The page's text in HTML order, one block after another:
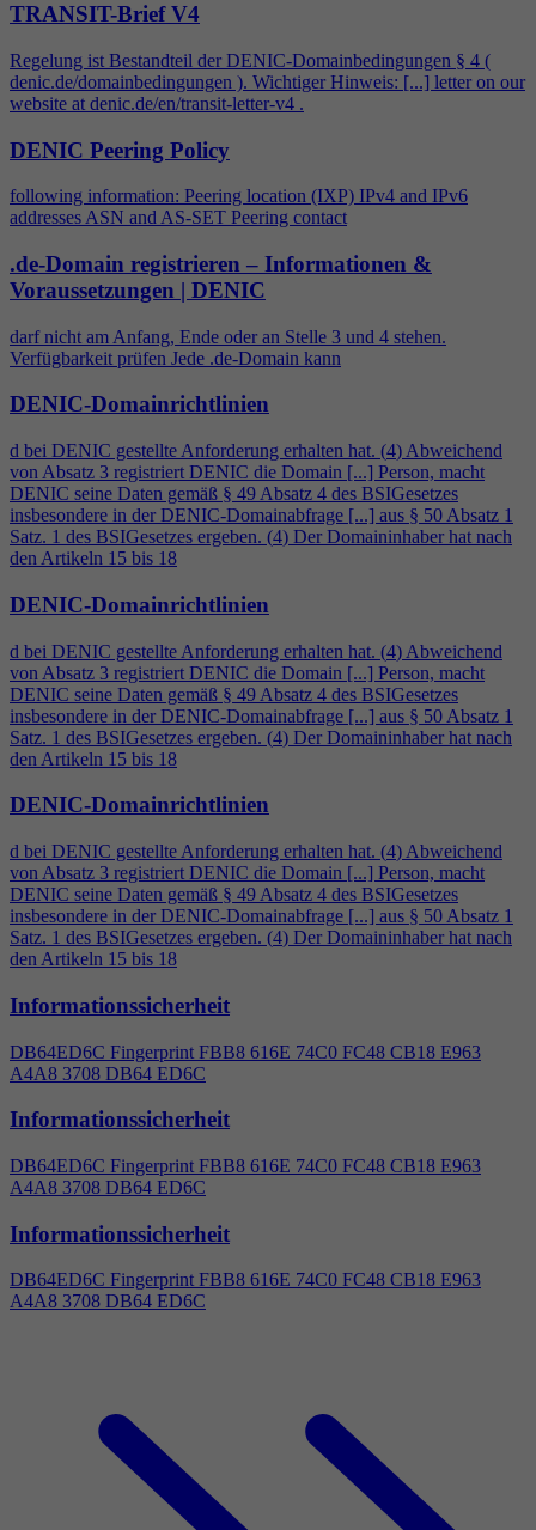
TRANSIT-Brief V4
Regelung ist Bestandteil der DENIC-Domainbedingungen § 4 (
denic.de/domainbedingungen ). Wichtiger Hinweis: [...] letter on our
website at denic.de/en/transit-letter-v4 .
DENIC Peering Policy
following information: Peering location (IXP) IPv4 and IPv6
addresses ASN and AS-SET Peering contact
.de-Domain registrieren – Informationen &
Voraussetzungen | DENIC
darf nicht am Anfang, Ende oder an Stelle 3 und 4 stehen.
Verfügbarkeit prüfen Jede .de-Domain kann
DENIC-Domainrichtlinien
d bei DENIC gestellte Anforderung erhalten hat. (4) Abweichend
von Absatz 3 registriert DENIC die Domain [...] Person, macht
DENIC seine Daten gemäß § 49 Absatz 4 des BSIGesetzes
insbesondere in der DENIC-Domainabfrage [...] aus § 50 Absatz 1
Satz. 1 des BSIGesetzes ergeben. (4) Der Domaininhaber hat nach
den Artikeln 15 bis 18
DENIC-Domainrichtlinien
d bei DENIC gestellte Anforderung erhalten hat. (4) Abweichend
von Absatz 3 registriert DENIC die Domain [...] Person, macht
DENIC seine Daten gemäß § 49 Absatz 4 des BSIGesetzes
insbesondere in der DENIC-Domainabfrage [...] aus § 50 Absatz 1
Satz. 1 des BSIGesetzes ergeben. (4) Der Domaininhaber hat nach
den Artikeln 15 bis 18
DENIC-Domainrichtlinien
d bei DENIC gestellte Anforderung erhalten hat. (4) Abweichend
von Absatz 3 registriert DENIC die Domain [...] Person, macht
DENIC seine Daten gemäß § 49 Absatz 4 des BSIGesetzes
insbesondere in der DENIC-Domainabfrage [...] aus § 50 Absatz 1
Satz. 1 des BSIGesetzes ergeben. (4) Der Domaininhaber hat nach
den Artikeln 15 bis 18
Informationssicherheit
DB64ED6C Fingerprint FBB8 616E 74C0 FC48 CB18 E963
A4A8 3708 DB64 ED6C
Informationssicherheit
DB64ED6C Fingerprint FBB8 616E 74C0 FC48 CB18 E963
A4A8 3708 DB64 ED6C
Informationssicherheit
DB64ED6C Fingerprint FBB8 616E 74C0 FC48 CB18 E963
A4A8 3708 DB64 ED6C